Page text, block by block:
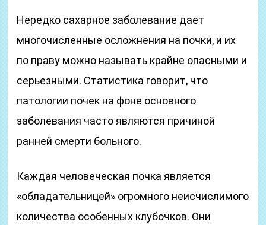
Нередко сахарное заболевание дает
многочисленные осложнения на почки, и их
по праву можно называть крайне опасными и
серьезными. Статистика говорит, что
патологии почек на фоне основного
заболевания часто являются причиной
ранней смерти больного.
Каждая человеческая почка является
«обладательницей» огромного неисчислимого
количества особенных клубочков. Они